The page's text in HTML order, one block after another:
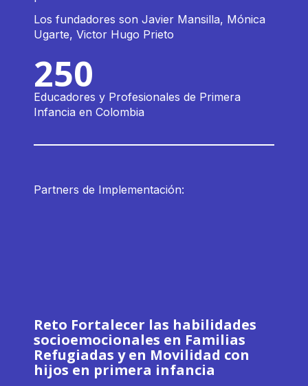
Los fundadores son Javier Mansilla, Mónica
Ugarte, Victor Hugo Prieto
250
Educadores y Profesionales de Primera
Infancia en Colombia
Partners de Implementación:
Reto Fortalecer las habilidades
socioemocionales en Familias
Refugiadas y en Movilidad con
hijos en primera infancia